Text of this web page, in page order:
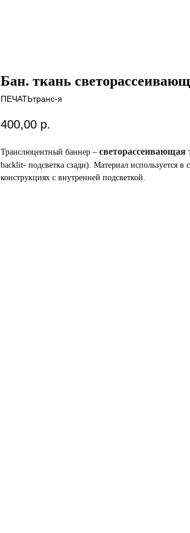
Бан. ткань
ПЕЧАТЬтранс-я
400,00 р.
Транслюцентный баннер – светорассеивающая
backlit- подсветка сзади). Материал используется в
конструкциях с внутренней подсветкой.